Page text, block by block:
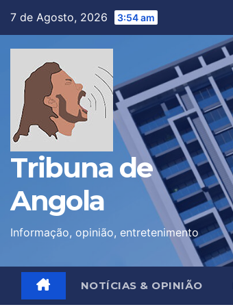
7 de Agosto, 2026 3:54 am
Tribuna de
Angola
Informação, opinião, entretenimento
NOTÍCIAS & OPINIÃO